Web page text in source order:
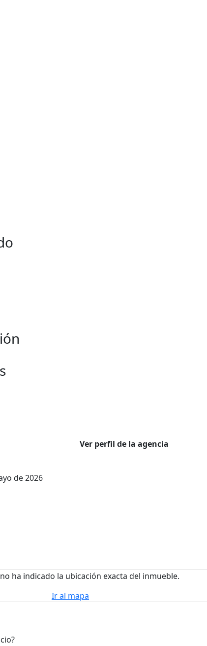
Ver perfil de la agencia
de 2026
ha indicado la ubicación exacta del inmueble.
Ir al mapa